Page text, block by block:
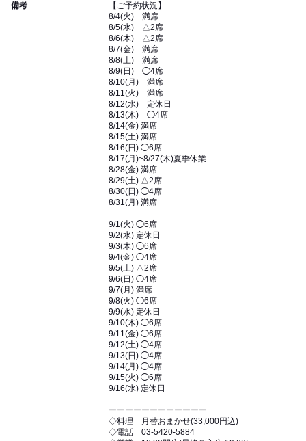
備考
【ご予約状況】
8/4(火) 満席
8/5(水) △2席
8/6(木) △2席
8/7(金) 満席
8/8(土) 満席
8/9(日) ◯4席
8/10(月) 満席
8/11(火) 満席
8/12(水) 定休日
8/13(木) ◯4席
8/14(金) 満席
8/15(土) 満席
8/16(日) ◯6席
8/17(月)~8/27(木)夏季休業
8/28(金) 満席
8/29(土) △2席
8/30(日) ◯4席
8/31(月) 満席
9/1(火) ◯6席
9/2(水) 定休日
9/3(木) ◯6席
9/4(金) ◯4席
9/5(土) △2席
9/6(日) ◯4席
9/7(月) 満席
9/8(火) ◯6席
9/9(水) 定休日
9/10(木) ◯6席
9/11(金) ◯6席
9/12(土) ◯4席
9/13(日) ◯4席
9/14(月) ◯4席
9/15(火) ◯6席
9/16(水) 定休日
ーーーーーーーーーーーー
◇料理 月替おまかせ(33,000円込)
◇電話 03-5420-5884